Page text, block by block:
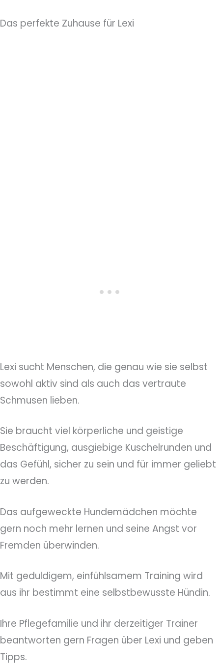
Das perfekte Zuhause für Lexi
Lexi sucht Menschen, die genau wie sie selbst
sowohl aktiv sind als auch das vertraute
Schmusen lieben.
Sie braucht viel körperliche und geistige
Beschäftigung, ausgiebige Kuschelrunden und
das Gefühl, sicher zu sein und für immer geliebt
zu werden.
Das aufgeweckte Hundemädchen möchte
gern noch mehr lernen und seine Angst vor
Fremden überwinden.
Mit geduldigem, einfühlsamem Training wird
aus ihr bestimmt eine selbstbewusste Hündin.
Ihre Pflegefamilie und ihr derzeitiger Trainer
beantworten gern Fragen über Lexi und geben
Tipps.